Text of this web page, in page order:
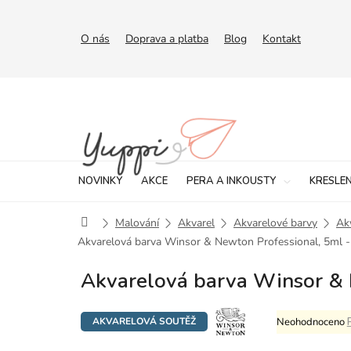
O nás Doprava a platba Blog Kontakt
NOVINKY AKCE PERA A INKOUSTY
DomůMalování Akvarel Akvarelové barvy
Akvarelová barva Winsor & Newton Professional, 5ml
Akvarelová barva Winsor &
AKVARELOVÁ SOUTĚŽ
Průměrné
hodnocení
Neohodnoceno